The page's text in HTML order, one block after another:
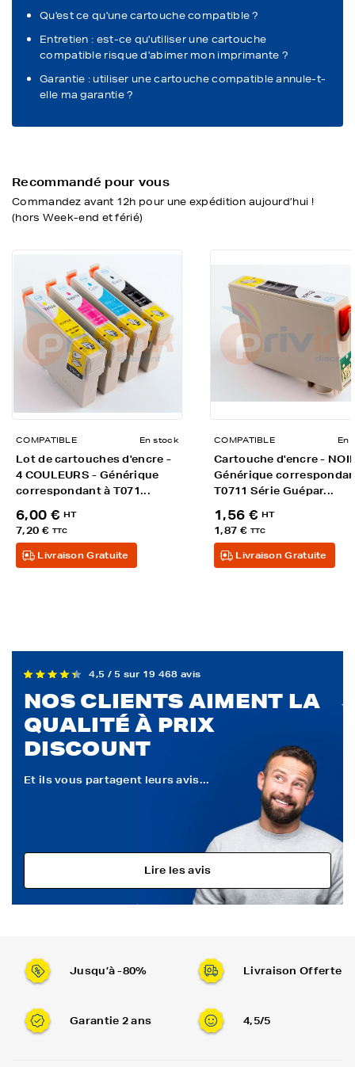
Qu'est ce qu'une cartouche compatible ?
Entretien : est-ce qu'utiliser une cartouche
compatible risque d'abimer mon imprimante ?
Garantie : utiliser une cartouche compatible annule-t-
elle ma garantie ?
Recommandé pour vous
Commandez avant 12h pour une expédition aujourd’hui !
(hors Week-end et férié)
COMPATIBLE En stock
Lot de cartouches d'encre -
4 COULEURS - Générique
correspondant à T071...
6,00 € HT
7,20 € TTC
Livraison Gratuite
COMPATIBLE En
Cartouche d'encre -
Générique
T0711 Série Guépar...
1,56 € HT
1,87 € TTC
Livraison Gratuite
4,5 / 5 sur 19 468 avis
NOS CLIENTS AIMENT LA
QUALITÉ À PRIX
DISCOUNT
Et ils vous partagent leurs avis...
Lire les avis
Jusqu’à -80% Livraison Offerte
Garantie 2 ans 4,5/5